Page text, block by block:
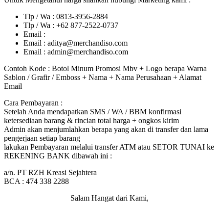
Tlp / Wa : 0813-3956-2884
Tlp / Wa : +62 877-2522-0737
Email :
Email : aditya@merchandiso.com
Email : admin@merchandiso.com
Contoh Kode : Botol Minum Promosi Mbv + Logo berapa Warna
Sablon / Grafir / Emboss + Nama + Nama Perusahaan + Alamat
Email
Cara Pembayaran :
Setelah Anda mendapatkan SMS / WA / BBM konfirmasi
ketersediaan barang & rincian total harga + ongkos kirim
Admin akan menjumlahkan berapa yang akan di transfer dan lama
pengerjaan setiap barang
lakukan Pembayaran melalui transfer ATM atau SETOR TUNAI ke
REKENING BANK dibawah ini :
a/n. PT RZH Kreasi Sejahtera
BCA : 474 338 2288
Salam Hangat dari Kami,